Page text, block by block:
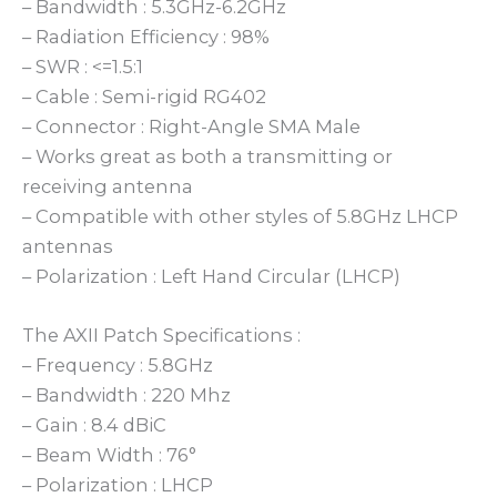
– Bandwidth : 5.3GHz-6.2GHz
– Radiation Efficiency : 98%
– SWR : <=1.5:1
– Cable : Semi-rigid RG402
– Connector : Right-Angle SMA Male
– Works great as both a transmitting or
receiving antenna
– Compatible with other styles of 5.8GHz LHCP
antennas
– Polarization : Left Hand Circular (LHCP)
The AXII Patch Specifications :
– Frequency : 5.8GHz
– Bandwidth : 220 Mhz
– Gain : 8.4 dBiC
– Beam Width : 76°
– Polarization : LHCP